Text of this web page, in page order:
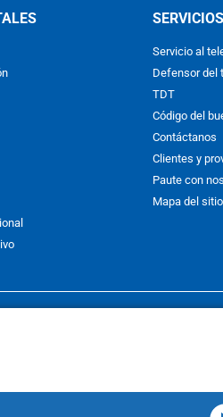
Servicio al
Defensor del
TDT
Código del
Contáctanos
Clientes y
Paute con
Mapa del sitio
Prohibida su reproducción total o
or in part, or translation without